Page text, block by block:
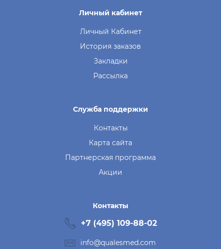
Личный кабинет
Личный Кабинет
История заказов
Закладки
Рассылка
Служба поддержки
Контакты
Карта сайта
Партнерская программа
Акции
Контакты
+7 (495) 109-88-02
info@qualesmed.com